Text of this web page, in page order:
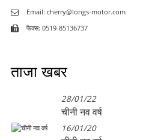
Email: cherry@longs-motor.com
फैक्स: 0519-85136737
ताजा खबर
28/01/22
चीनी नव वर्ष
16/01/20